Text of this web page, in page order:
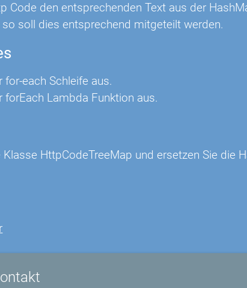
Code den entsprechenden Text aus der
soll dies entsprechend mitgeteilt werden.
for-each Schleife aus.
forEach Lambda Funktion aus.
HttpCodeTreeMap und ersetzen Sie die